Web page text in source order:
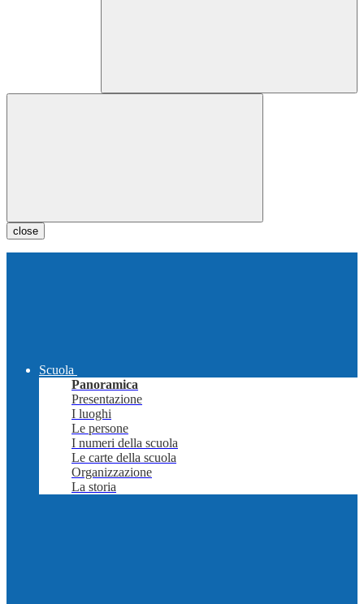
close
Scuola
Panoramica
Presentazione
I luoghi
Le persone
I numeri della scuola
Le carte della scuola
Organizzazione
La storia